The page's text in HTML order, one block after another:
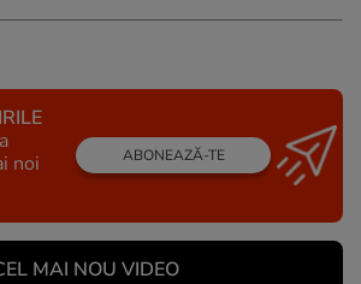
noi
ABONEAZĂ-TE
MAI NOU VIDEO